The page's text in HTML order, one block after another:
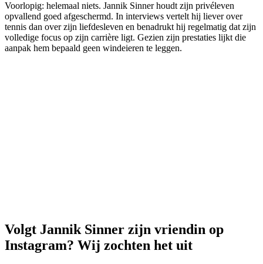
Voorlopig: helemaal niets. Jannik Sinner houdt zijn privéleven
opvallend goed afgeschermd. In interviews vertelt hij liever over
tennis dan over zijn liefdesleven en benadrukt hij regelmatig dat zijn
volledige focus op zijn carrière ligt. Gezien zijn prestaties lijkt die
aanpak hem bepaald geen windeieren te leggen.
Volgt Jannik Sinner zijn vriendin op
Instagram? Wij zochten het uit